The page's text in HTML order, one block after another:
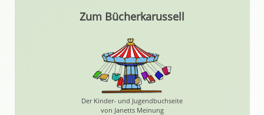
Zum Bücherkarussell
Der Kinder- und Jugendbuchseite
von Janetts Meinung